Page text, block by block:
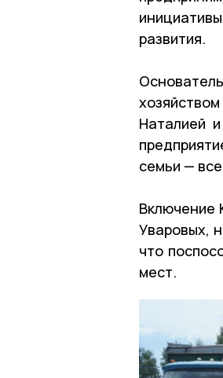
развития.
Наталией
семьи —
Включение
Уваровых,
что
мест.